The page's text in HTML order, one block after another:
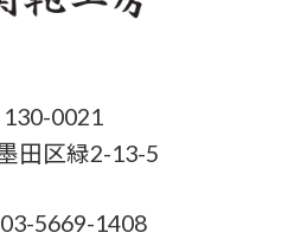
130-0021
田区緑2-13-5
03-5669-1408